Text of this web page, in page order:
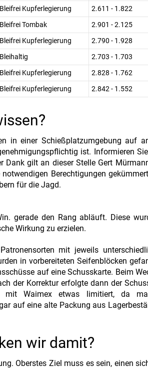
Bleifrei Kupferlegierung
2.611 - 1.822
Bleifrei Tombak
2.901 - 2.125
Bleifrei Kupferlegierung
2.790 - 1.928
Bleihaltig
2.703 - 1.703
Bleifrei Kupferlegierung
2.828 - 1.762
Bleifrei Kupferlegierung 2.842 - 1.552
in einer Schießplatzumgebung auf
ist. Informieren
Dank gilt an dieser Stelle Gert
Berechtigungen
für die Jagd.
gerade den Rang abläuft. Diese
Wirkung zu erzielen.
mit jeweils
in vorbereiteten Seifenblöcken
auf eine Schusskarte. Beim
der Korrektur erfolgte dann der
Waimex etwas limitiert, da
auf eine alte Packung aus
wir damit?
Oberstes Ziel muss es sein, einen